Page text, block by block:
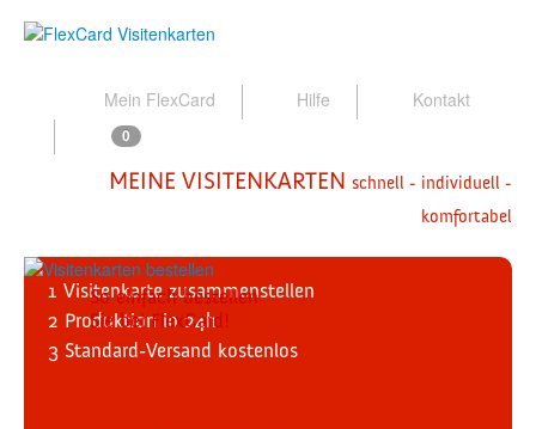
Mein FlexCard Hilfe Kontakt
0
MEINE VISITENKARTEN schnell - individuell -
komfortabel
So einfach bestellen
Sie bei FlexCard!
1 Visitenkarte zusammenstellen
2 Produktionin 24h
3 Standard-Versand kostenlos